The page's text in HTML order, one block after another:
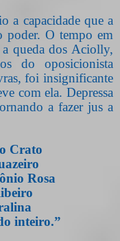
a capacidade que a
poder. O tempo em
queda dos Aciolly,
do oposicionista
foi insignificante
com ela. Depressa
a fazer jus a
Crato
Rosa
inteiro.”